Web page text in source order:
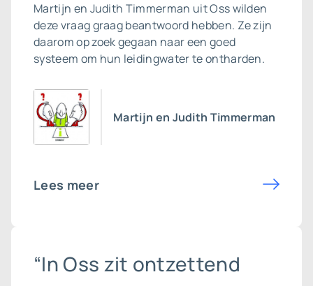
Martijn en Judith Timmerman uit Oss wilden
deze vraag graag beantwoord hebben. Ze zijn
daarom op zoek gegaan naar een goed
systeem om hun leidingwater te ontharden.
Martijn en Judith Timmerman
Lees meer
“In Oss zit ontzettend